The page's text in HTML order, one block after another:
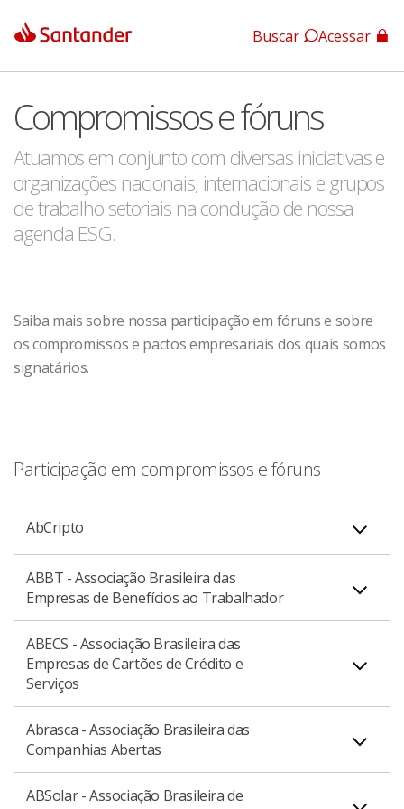
App Santander
App Santander Empresas
Buscar Acessar
Compromissos e fóruns
Atuamos em conjunto com diversas iniciativas e
organizações nacionais, internacionais e grupos
de trabalho setoriais na condução de nossa
agenda ESG.
Saiba mais sobre nossa participação em fóruns e sobre
os compromissos e pactos empresariais dos quais somos
signatários.
Participação em compromissos e fóruns
AbCripto
Representa o ecossistema cripto no Brasil,
promovendo a segurança dos investidores, a
transparência nas operações e o desenvolvimento
responsável do mercado.
ABBT - Associação Brasileira das
Empresas de Benefícios ao Trabalhador
Representa a união de interesses das empresas
facilitadoras do sistema de refeição/alimentação-
convênio credenciadas no Programa de Alimentação do
ABECS - Associação Brasileira das
Empresas de Cartões de Crédito e
Serviços
Representa o setor de meios eletrônicos de pagamento
no Brasil.
Abrasca - Associação Brasileira das
Companhias Abertas
Representa os interesses de longo prazo das
ABSolar - Associação Brasileira de